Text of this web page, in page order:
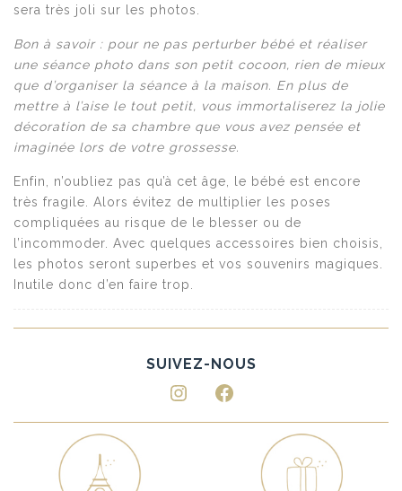
sera très joli sur les photos.
Bon à savoir : pour ne pas perturber bébé et réaliser
une séance photo dans son petit cocoon, rien de mieux
que d’organiser la séance à la maison. En plus de
mettre à l’aise le tout petit, vous immortaliserez la jolie
décoration de sa chambre que vous avez pensée et
imaginée lors de votre grossesse.
Enfin, n’oubliez pas qu’à cet âge, le bébé est encore
très fragile. Alors évitez de multiplier les poses
compliquées au risque de le blesser ou de
l’incommoder. Avec quelques accessoires bien choisis,
les photos seront superbes et vos souvenirs magiques.
Inutile donc d’en faire trop.
Instagram Facebook